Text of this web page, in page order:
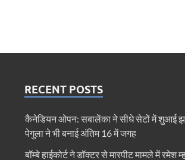
RECENT POSTS
कैनेडियन ओपन: सबालेंका ने सीधे सेटों में शुआई
पेगुला ने भी बनाई अंतिम 16 में जगह
बॉम्बे हाईकोर्ट ने डॉक्टर से मारपीट मामले में रमेश